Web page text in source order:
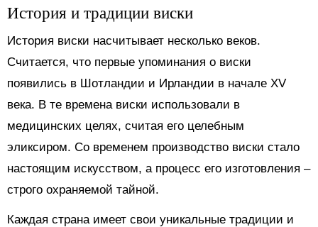
История и традиции виски
История виски насчитывает несколько веков.
Считается, что первые упоминания о виски
появились в Шотландии и Ирландии в начале XV
века. В те времена виски использовали в
медицинских целях, считая его целебным
эликсиром. Со временем производство виски стало
настоящим искусством, а процесс его изготовления –
строго охраняемой тайной.
Каждая страна имеет свои уникальные традиции и